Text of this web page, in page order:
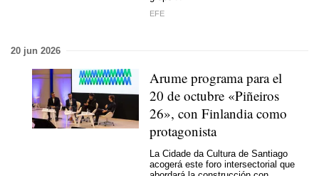
EFE
20 jun 2026
Arume programa para el
20 de octubre «Piñeiros
26», con Finlandia como
protagonista
La Cidade da Cultura de Santiago
acogerá este foro intersectorial que